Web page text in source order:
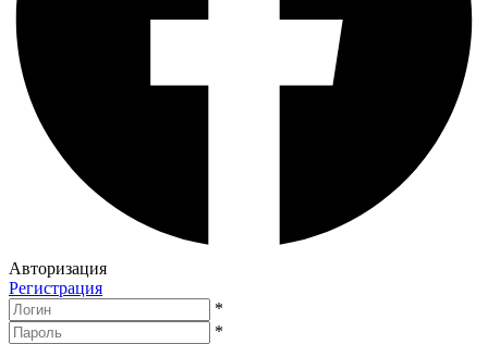
Авторизация
Регистрация
*
*